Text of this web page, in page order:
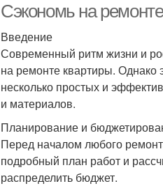
Сэкономь на
Введение
Современный ритм жизни и
на ремонте квартиры. Однако
несколько простых и
и материалов.
Планирование и
Перед началом любого
подробный план работ и
распределить бюджет.